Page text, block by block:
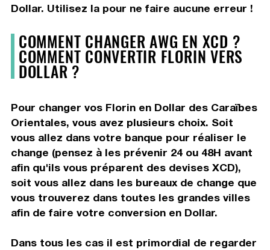
Dollar. Utilisez la pour ne faire aucune erreur !
COMMENT CHANGER AWG EN XCD ?
COMMENT CONVERTIR FLORIN VERS
DOLLAR ?
Pour changer vos Florin en Dollar des Caraïbes
Orientales, vous avez plusieurs choix. Soit
vous allez dans votre banque pour réaliser le
change (pensez à les prévenir 24 ou 48H avant
afin qu'ils vous préparent des devises XCD),
soit vous allez dans les bureaux de change que
vous trouverez dans toutes les grandes villes
afin de faire votre conversion en Dollar.
Dans tous les cas il est primordial de regarder